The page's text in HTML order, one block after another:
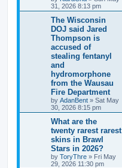
31, 2026 8:13 pm
The Wisconsin
DOJ said Jared
Thompson is
accused of
stealing fentanyl
and
hydromorphone
from the Wausau
Fire Department
by AdanBent » Sat May
30, 2026 8:15 pm
What are the
twenty rarest rarest
skins in Brawl
Stars in 2026?
by ToryThre » Fri May
29, 2026 11:30 pm